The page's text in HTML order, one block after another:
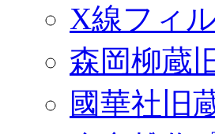
X線フィ
森岡柳蔵
國華社旧